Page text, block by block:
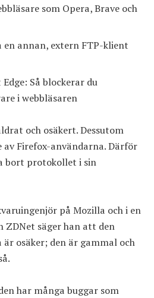
som Opera, Brave och
en annan, extern FTP-klient
Så blockerar du
i webbläsaren
och osäkert. Dessutom
Firefox-användarna. Därför
bort protokollet i sin
på Mozilla och i en
ZDNet säger han att den
osäker; den är gammal och
har många buggar som